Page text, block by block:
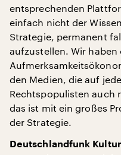
entsprechenden
einfach nicht der
Strategie, permanent
aufzustellen. Wir haben
den Medien, die auf
Rechtspopulisten auch
das ist mit ein großes
der Strategie.
Deutschlandfunk Kultur